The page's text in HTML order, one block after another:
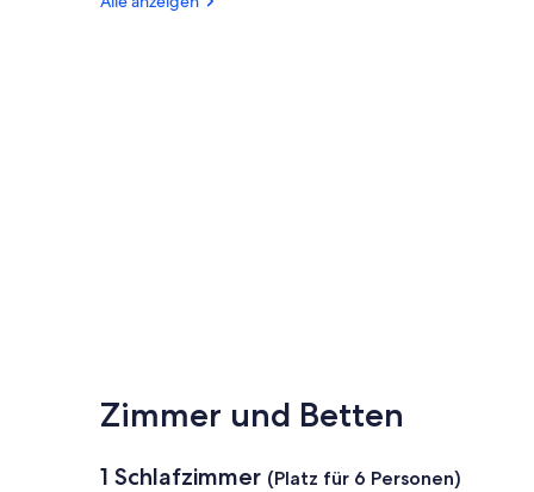
Zimmer und Betten
1 Schlafzimmer (Platz für 6 Personen)